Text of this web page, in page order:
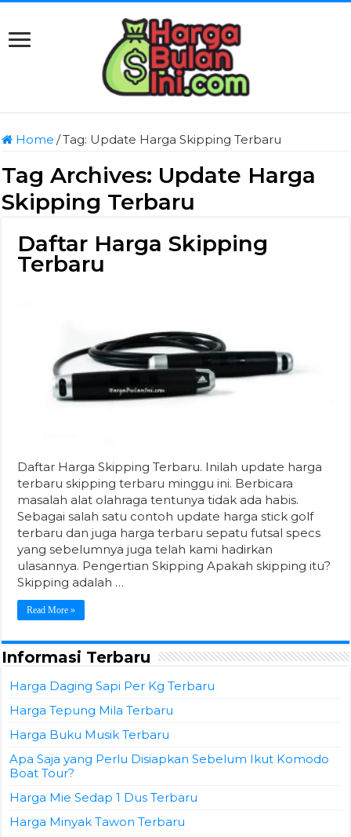
Home /Tag: Update Harga Skipping Terbaru
Tag Archives: Update Harga
Skipping Terbaru
Daftar Harga Skipping
Terbaru
Daftar Harga Skipping Terbaru. Inilah update harga
terbaru skipping terbaru minggu ini. Berbicara
masalah alat olahraga tentunya tidak ada habis.
Sebagai salah satu contoh update harga stick golf
terbaru dan juga harga terbaru sepatu futsal specs
yang sebelumnya juga telah kami hadirkan
ulasannya. Pengertian Skipping Apakah skipping itu?
Skipping adalah …
Read More »
Informasi Terbaru
Harga Daging Sapi Per Kg Terbaru
Harga Tepung Mila Terbaru
Harga Buku Musik Terbaru
Apa Saja yang Perlu Disiapkan Sebelum Ikut Komodo
Boat Tour?
Harga Mie Sedap 1 Dus Terbaru
Harga Minyak Tawon Terbaru